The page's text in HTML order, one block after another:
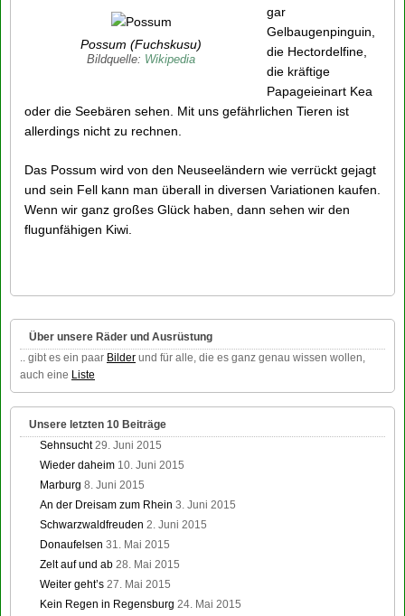
Possum (Fuchskusu)
Bildquelle: Wikipedia
gar
Gelbaugenpinguin,
die Hectordelfine,
die kräftige
Papageieinart Kea
oder die Seebären sehen. Mit uns gefährlichen Tieren ist
allerdings nicht zu rechnen.
Das Possum wird von den Neuseeländern wie verrückt gejagt
und sein Fell kann man überall in diversen Variationen kaufen.
Wenn wir ganz großes Glück haben, dann sehen wir den
flugunfähigen Kiwi.
Über unsere Räder und Ausrüstung
.. gibt es ein paar Bilder und für alle, die es ganz genau wissen wollen,
auch eine Liste
Unsere letzten 10 Beiträge
Sehnsucht 29. Juni 2015
Wieder daheim 10. Juni 2015
Marburg 8. Juni 2015
An der Dreisam zum Rhein 3. Juni 2015
Schwarzwaldfreuden 2. Juni 2015
Donaufelsen 31. Mai 2015
Zelt auf und ab 28. Mai 2015
Weiter geht’s 27. Mai 2015
Kein Regen in Regensburg 24. Mai 2015